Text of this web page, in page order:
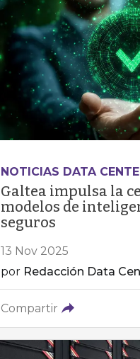
NOTICIAS DATA
Galtea impulsa la
modelos de
seguros
13 Nov 2025
por Redacción Data
Compartir